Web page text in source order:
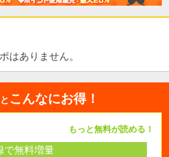
はありません。
こんなにお得！
もっと無料が読める！
で無料増量